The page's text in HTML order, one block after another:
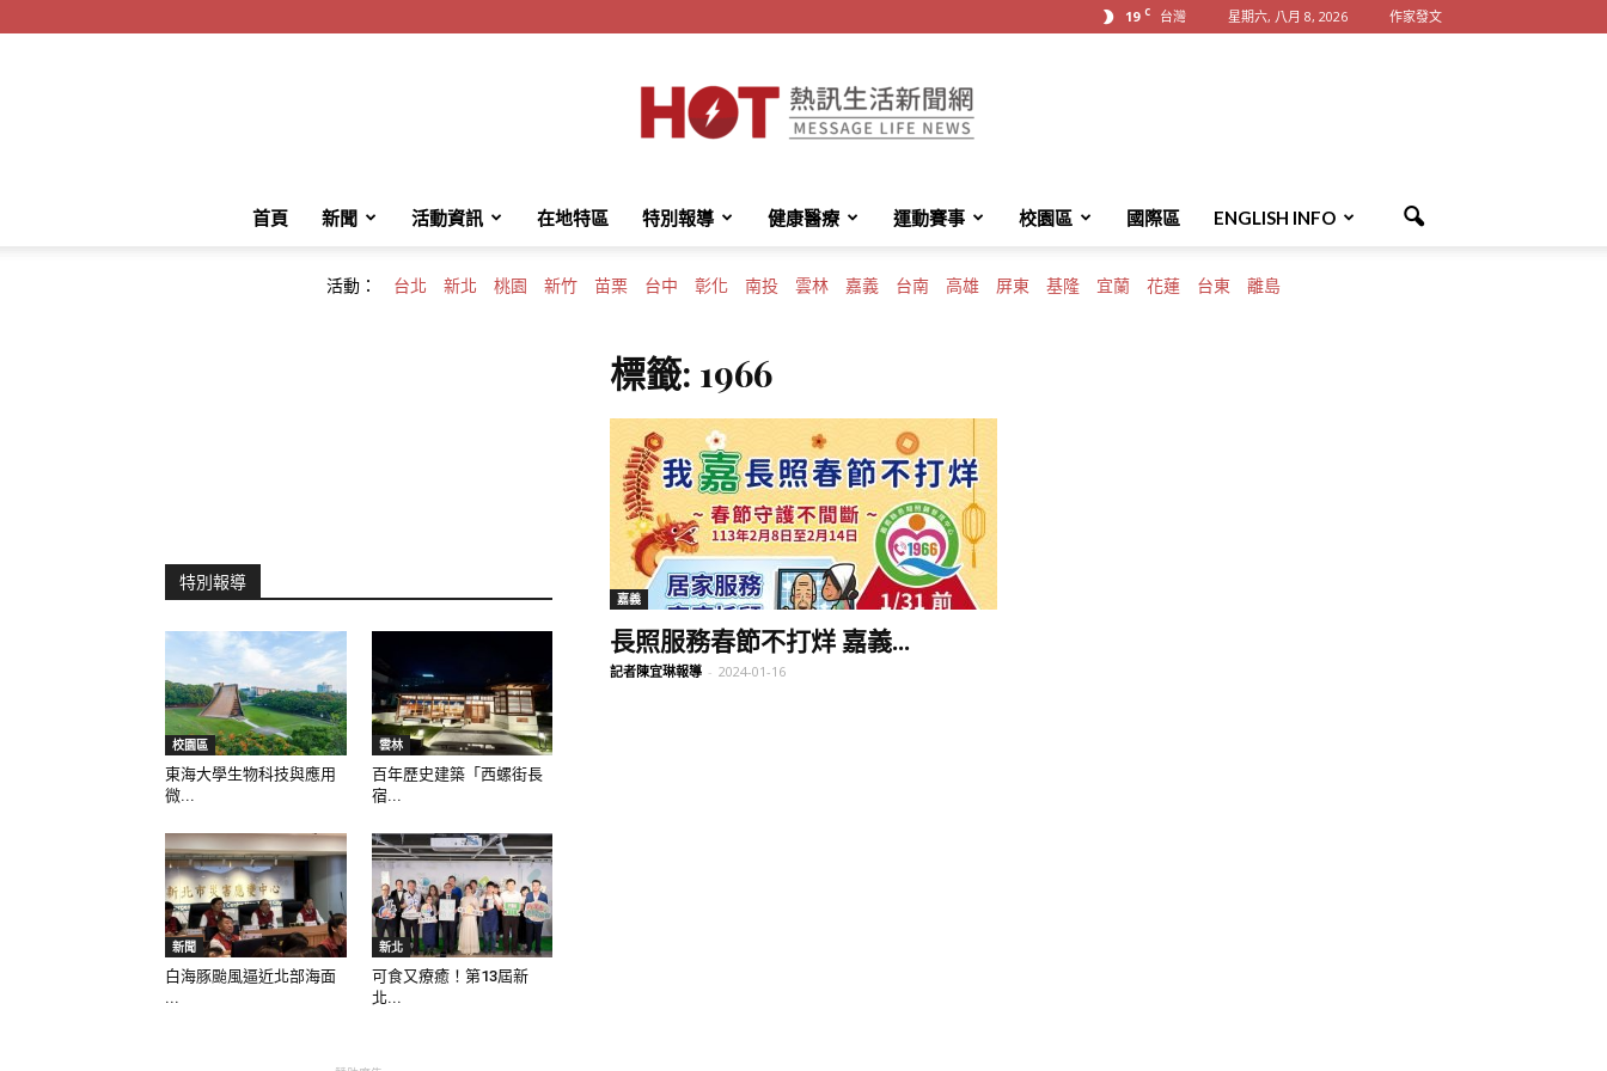
19 C 台灣 星期六, 八月 8, 2026 作家發文
HotMessage
訊
首頁 新聞 活動資訊 在地特區 特別報導 健康醫療 運動賽事 校園區 國際區 ENGLISH INFO
活動： 台北 新北 桃園 新竹 苗栗 台中 彰化 南投 雲林 嘉義 台南 高雄 屏東 基隆 宜蘭 花蓮 台東 離島
標籤: 1966
嘉義
長照服務春節不打烊 嘉義...
記者陳宜琳報導 - 2024-01-16
特別報導
校園區
東海大學生物科技與應用
微...
雲林
百年歷史建築「西螺街長
宿...
新聞
白海豚颱風逼近北部海面
...
新北
可食又療癒！第13屆新
北...